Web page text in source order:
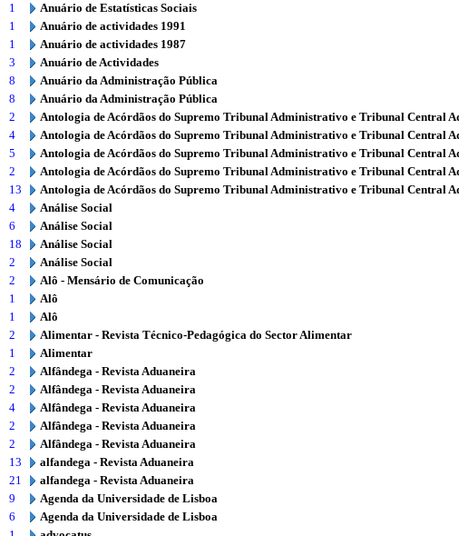
1
Anuário de Estatísticas Sociais
1
Anuário de actividades 1991
1
Anuário de actividades 1987
3
Anuário de Actividades
8
Anuário da Administração Pública
8
Anuário da Administração Pública
2
Antologia de Acórdãos do Supremo Tribunal Administrativo e Tribunal Central
4
Antologia de Acórdãos do Supremo Tribunal Administrativo e Tribunal Central
5
Antologia de Acórdãos do Supremo Tribunal Administrativo e Tribunal Central
2
Antologia de Acórdãos do Supremo Tribunal Administrativo e Tribunal Central
13
Antologia de Acórdãos do Supremo Tribunal Administrativo e Tribunal Central
4
Análise Social
6
Análise Social
18
Análise Social
2
Análise Social
2
Alô - Mensário de Comunicação
1
Alô
1
Alô
2
Alimentar - Revista Técnico-Pedagógica do Sector Alimentar
1
Alimentar
2
Alfândega - Revista Aduaneira
2
Alfândega - Revista Aduaneira
4
Alfândega - Revista Aduaneira
2
Alfândega - Revista Aduaneira
2
Alfândega - Revista Aduaneira
13
alfandega - Revista Aduaneira
21
alfandega - Revista Aduaneira
9
Agenda da Universidade de Lisboa
6
Agenda da Universidade de Lisboa